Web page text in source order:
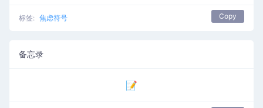
标签: 焦虑符号 Copy
备忘录
📝